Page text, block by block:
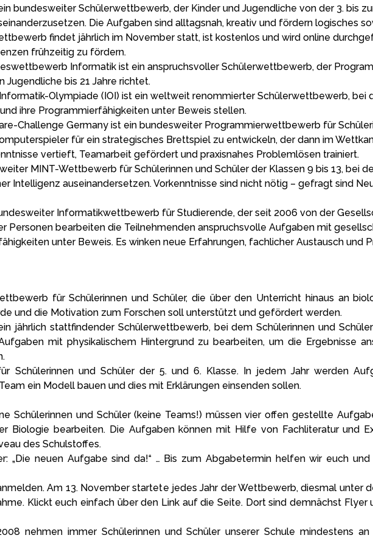
bundesweiter Schülerwettbewerb, der Kinder und Jugendliche von der 3. bis
Die Aufgaben sind alltagsnah, kreativ und fördern logisches
findet jährlich im November statt, ist kostenlos und wird online
frühzeitig zu fördern.
Informatik ist ein anspruchsvoller Schülerwettbewerb, der
bis 21 Jahre richtet.
Olympiade (IOI) ist ein weltweit renommierter Schülerwettbewerb,
ihre Programmierfähigkeiten unter Beweis stellen.
Challenge Germany ist ein bundesweiter Programmierwettbewerb für
für ein strategisches Brettspiel zu entwickeln, der dann im
vertieft, Teamarbeit gefördert und praxisnahes Problemlösen trainiert.
MINT-Wettbewerb für Schülerinnen und Schüler der Klassen 9 bis 13, bei
Intelligenz auseinandersetzen. Vorkenntnisse sind nicht nötig – gefragt sind
Informatikwettbewerb für Studierende, der seit 2006 von der
Personen bearbeiten die Teilnehmenden anspruchsvolle Aufgaben mit
unter Beweis. Es winken neue Erfahrungen, fachlicher Austausch und
für Schülerinnen und Schüler, die über den Unterricht hinaus an
und die Motivation zum Forschen soll unterstützt und gefördert werden.
jährlich stattfindender Schülerwettbewerb, bei dem Schülerinnen und
mit physikalischem Hintergrund zu bearbeiten, um die Ergebnisse
Schülerinnen und Schüler der 5. und 6. Klasse. In jedem Jahr werden
ein Modell bauen und dies mit Erklärungen einsenden sollen.
Schülerinnen und Schüler (keine Teams!) müssen vier offen gestellte
Biologie bearbeiten. Die Aufgaben können mit Hilfe von Fachliteratur und
des Schulstoffes.
„Die neuen Aufgabe sind da!“ … Bis zum Abgabetermin helfen wir euch und
Am 13. November startete jedes Jahr der Wettbewerb, diesmal unter
Klickt euch einfach über den Link auf die Seite. Dort sind demnächst
nehmen immer Schülerinnen und Schüler unserer Schule mindestens